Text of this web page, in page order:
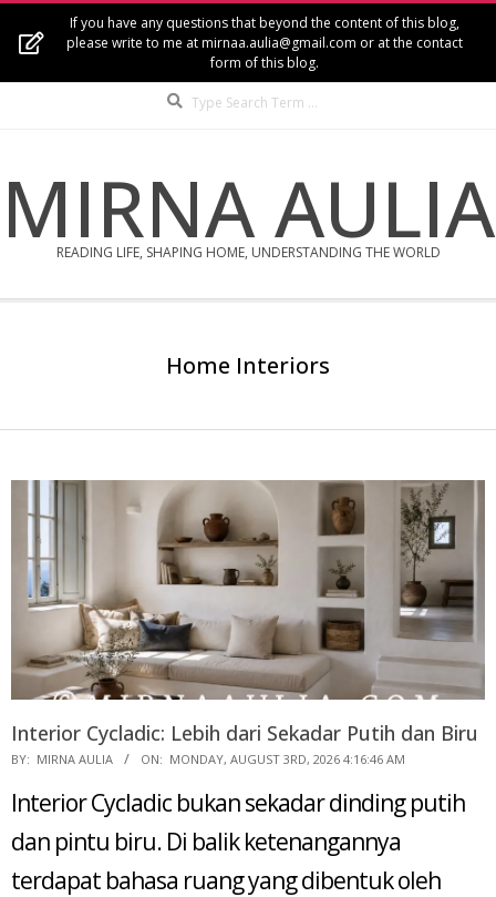
If you have any questions that beyond the content of this blog,
please write to me at mirnaa.aulia@gmail.com or at the contact
form of this blog.
MIRNA AULIA
READING LIFE, SHAPING HOME, UNDERSTANDING THE WORLD
Home Interiors
Interior Cycladic: Lebih dari Sekadar Putih dan Biru
2026-
03
BY: MIRNA AULIA ON: MONDAY, AUGUST 3RD, 2026 4:16:46 AM
Interior Cycladic bukan sekadar dinding putih
dan pintu biru. Di balik ketenangannya
terdapat bahasa ruang yang dibentuk oleh